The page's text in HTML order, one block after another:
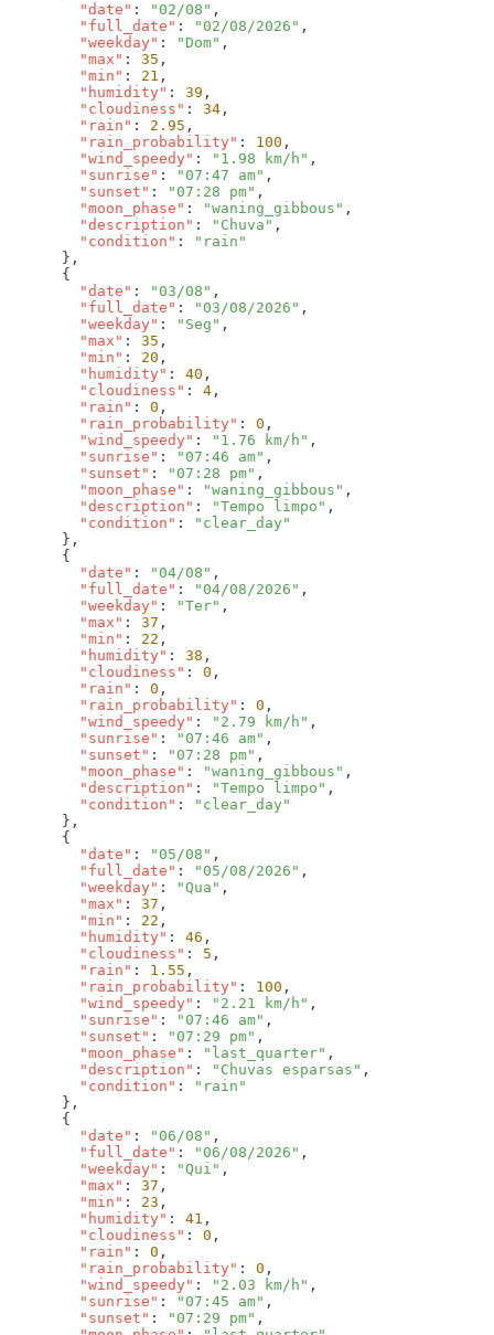
        "date"
: "02/08"
        "full_date"
: "02/08/2026"
        "weekday"
: "Dom"
        "max"
: 35
        "min"
: 21
        "humidity"
: 39
        "cloudiness"
: 34
        "rain"
: 2.95
        "rain_probability"
: 100
        "wind_speedy"
: "1.98 km/h"
        "sunrise"
: "07:47 am"
        "sunset"
: "07:28 pm"
        "moon_phase"
: "waning_gibbous"
        "description"
: "Chuva"
        "condition"
:
        "date"
: "03/08"
        "full_date"
: "03/08/2026"
        "weekday"
: "Seg"
        "max"
: 35
        "min"
: 20
        "humidity"
: 40
        "cloudiness"
: 4
        "rain"
: 0
        "rain_probability"
: 0
        "wind_speedy"
: "1.76 km/h"
        "sunrise"
: "07:46 am"
        "sunset"
: "07:28 pm"
        "moon_phase"
: "waning_gibbous"
        "description"
: "Tempo limpo"
        "condition"
:
        "date"
: "04/08"
        "full_date"
: "04/08/2026"
        "weekday"
: "Ter"
        "max"
: 37
        "min"
: 22
        "humidity"
: 38
        "cloudiness"
: 0
        "rain"
: 0
        "rain_probability"
: 0
        "wind_speedy"
: "2.79 km/h"
        "sunrise"
: "07:46 am"
        "sunset"
: "07:28 pm"
        "moon_phase"
: "waning_gibbous"
        "description"
: "Tempo limpo"
        "condition"
:
        "date"
: "05/08"
        "full_date"
: "05/08/2026"
        "weekday"
: "Qua"
        "max"
: 37
        "min"
: 22
        "humidity"
: 46
        "cloudiness"
: 5
        "rain"
: 1.55
        "rain_probability"
: 100
        "wind_speedy"
: "2.21 km/h"
        "sunrise"
: "07:46 am"
        "sunset"
: "07:29 pm"
        "moon_phase"
: "last_quarter"
        "description"
: "Chuvas esparsas"
        "condition"
:
        "date"
: "06/08"
        "full_date"
: "06/08/2026"
        "weekday"
: "Qui"
        "max"
: 37
        "min"
: 23
        "humidity"
: 41
        "cloudiness"
: 0
        "rain"
: 0
        "rain_probability"
: 0
        "wind_speedy"
: "2.03 km/h"
        "sunrise"
: "07:45 am"
        "sunset"
: "07:29 pm"